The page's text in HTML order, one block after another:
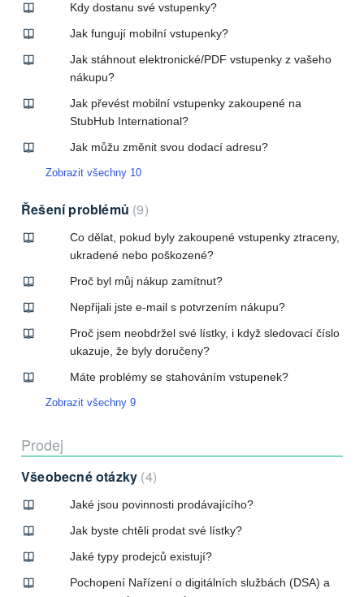
Kdy dostanu své vstupenky?
Jak fungují mobilní vstupenky?
Jak stáhnout elektronické/PDF vstupenky z vašeho
nákupu?
Jak převést mobilní vstupenky zakoupené na
StubHub International?
Jak můžu změnit svou dodací adresu?
Zobrazit všechny 10
Řešení problémů 9
Co dělat, pokud byly zakoupené vstupenky ztraceny,
ukradené nebo poškozené?
Proč byl můj nákup zamítnut?
Nepřijali jste e-mail s potvrzením nákupu?
Proč jsem neobdržel své lístky, i když sledovací číslo
ukazuje, že byly doručeny?
Máte problémy se stahováním vstupenek?
Zobrazit všechny 9
Prodej
Všeobecné otázky 4
Jaké jsou povinnosti prodávajícího?
Jak byste chtěli prodat své lístky?
Jaké typy prodejců existují?
Pochopení Nařízení o digitálních službách (DSA) a